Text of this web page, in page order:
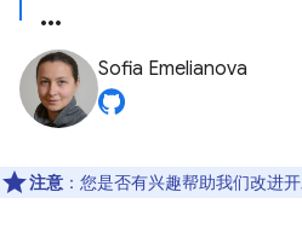
Sofia Emelianova
注意 ：您是否有兴趣帮助我们改进